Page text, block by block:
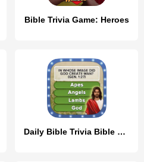
Bible Trivia Game: Heroes
Daily Bible Trivia Bible Games